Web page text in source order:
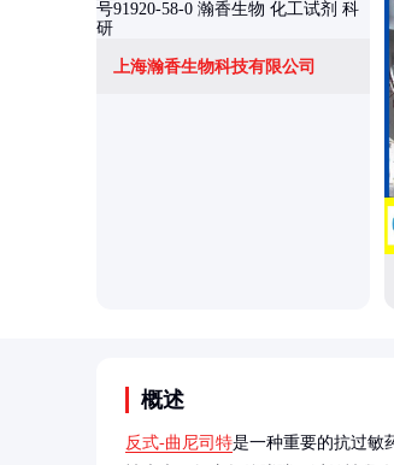
上海瀚香生物科技有限公司
概述
反式-曲尼司特是一种重要的抗过敏